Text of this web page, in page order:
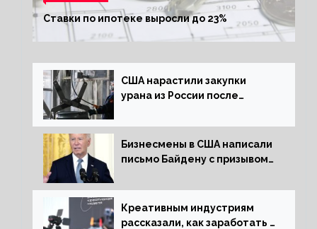
Ставки по ипотеке выросли до 23%
США нарастили закупки
урана из России после
Бизнесмены в США написали
письмо Байдену с призывом
Креативным индустриям
рассказали, как заработать 2